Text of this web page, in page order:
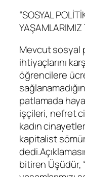
“SOSYAL
YAŞAMLARIMIZ
Mevcut sosyal
ihtiyaçlarını
öğrencilere
patlamada
işçileri, nefret
kadın
kapitalist
bitiren Üşüdür,